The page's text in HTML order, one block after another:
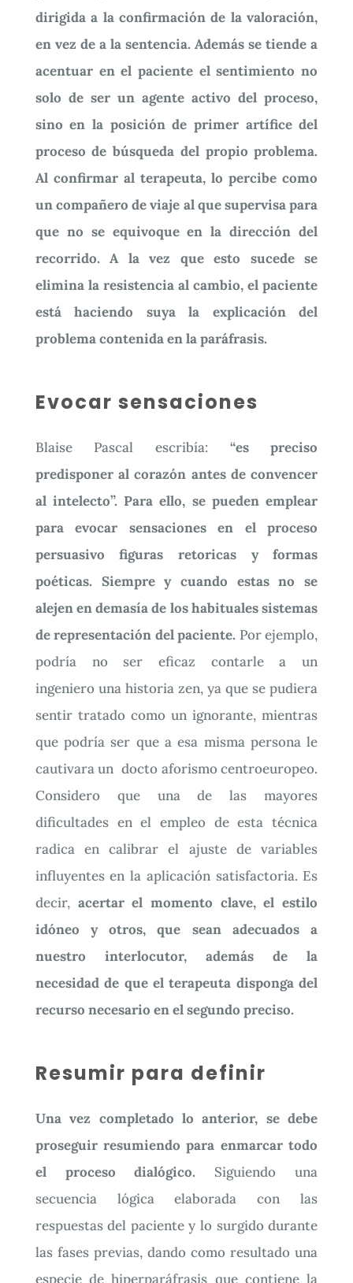
dirigida a la confirmación de la valoración,
en vez de a la sentencia. Además se tiende a
acentuar en el paciente el sentimiento no
solo de ser un agente activo del proceso,
sino en la posición de primer artífice del
proceso de búsqueda del propio problema.
Al confirmar al terapeuta, lo percibe como
un compañero de viaje al que supervisa para
que no se equivoque en la dirección del
recorrido. A la vez que esto sucede se
elimina la resistencia al cambio, el paciente
está haciendo suya la explicación del
problema contenida en la paráfrasis.
Evocar sensaciones
Blaise Pascal escribía: “es preciso
predisponer al corazón antes de convencer
al intelecto”. Para ello, se pueden emplear
para evocar sensaciones en el proceso
persuasivo figuras retoricas y formas
poéticas. Siempre y cuando estas no se
alejen en demasía de los habituales sistemas
de representación del paciente. Por ejemplo,
podría no ser eficaz contarle a un
ingeniero una historia zen, ya que se pudiera
sentir tratado como un ignorante, mientras
que podría ser que a esa misma persona le
cautivara un docto aforismo centroeuropeo.
Considero que una de las mayores
dificultades en el empleo de esta técnica
radica en calibrar el ajuste de variables
influyentes en la aplicación satisfactoria. Es
decir, acertar el momento clave, el estilo
idóneo y otros, que sean adecuados a
nuestro interlocutor, además de la
necesidad de que el terapeuta disponga del
recurso necesario en el segundo preciso.
Resumir para definir
Una vez completado lo anterior, se debe
proseguir resumiendo para enmarcar todo
el proceso dialógico. Siguiendo una
secuencia lógica elaborada con las
respuestas del paciente y lo surgido durante
las fases previas, dando como resultado una
especie de hiperparáfrasis que contiene la